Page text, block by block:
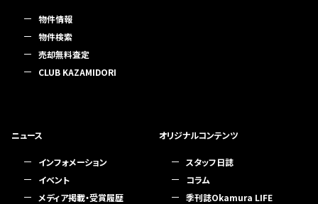
物件情報
物件検索
売却無料査定
CLUB KAZAMIDORI
ニュース
インフォメーション
イベント
メディア掲載・受賞履歴
オリジナルコンテンツ
スタッフ日誌
コラム
季刊誌Okamura LIFE